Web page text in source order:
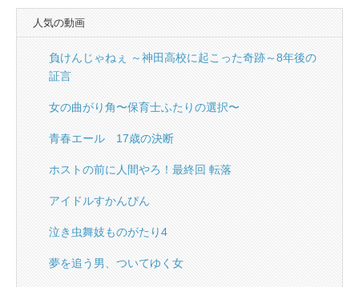
人気の動画
負けんじゃねぇ ～神田高校に起こった奇跡～8年後の
証言
女の曲がり角〜保育士ふたりの選択〜
青春エール 17歳の決断
ホストの前に人間やろ！最終回 転落
アイドルすかんぴん
泣き虫舞妓ものがたり4
夢を追う男、ついてゆく女